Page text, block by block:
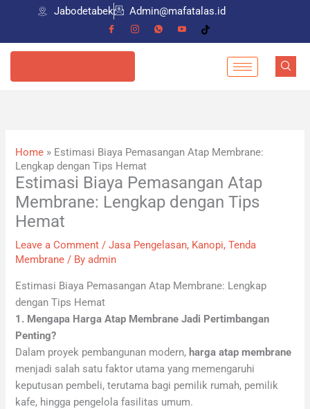
content
Jabodetabek Admin@mafatalas.id
Home » Estimasi Biaya Pemasangan Atap Membrane:
Lengkap dengan Tips Hemat
Estimasi Biaya Pemasangan Atap
Membrane: Lengkap dengan Tips
Hemat
Leave a Comment /Jasa Pengelasan, Kanopi,Tenda
Membrane / Byadmin
Estimasi Biaya Pemasangan Atap Membrane: Lengkap
dengan Tips Hemat
1. Mengapa Harga Atap Membrane Jadi Pertimbangan
Penting?
Dalam proyek pembangunan modern, harga atap membrane
menjadi salah satu faktor utama yang memengaruhi
keputusan pembeli, terutama bagi pemilik rumah, pemilik
kafe, hingga pengelola fasilitas umum.